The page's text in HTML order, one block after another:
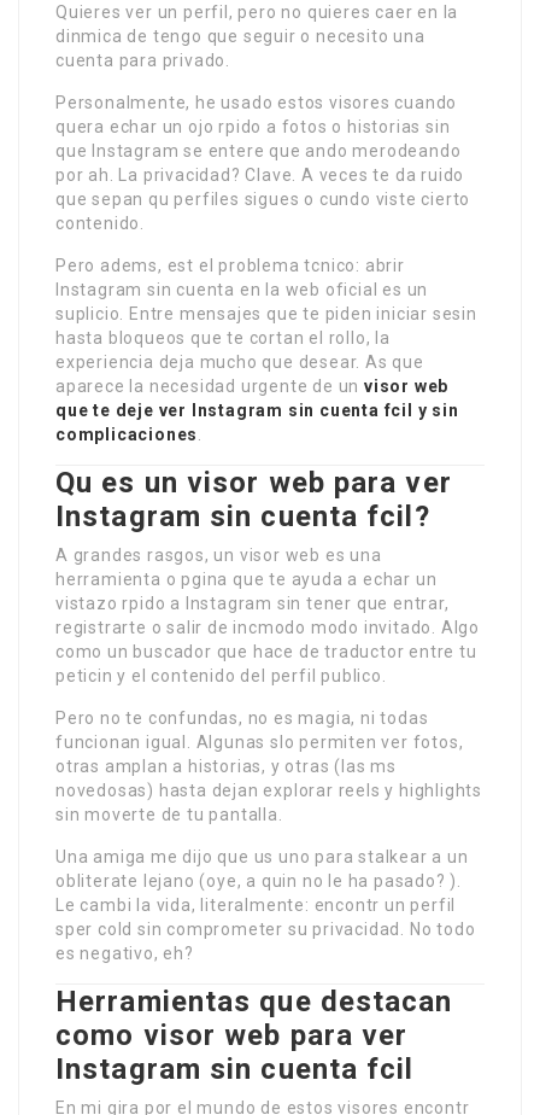
Quieres ver un perfil, pero no quieres caer en la
dinmica de tengo que seguir o necesito una
cuenta para privado.
Personalmente, he usado estos visores cuando
quera echar un ojo rpido a fotos o historias sin
que Instagram se entere que ando merodeando
por ah. La privacidad? Clave. A veces te da ruido
que sepan qu perfiles sigues o cundo viste cierto
contenido.
Pero adems, est el problema tcnico: abrir
Instagram sin cuenta en la web oficial es un
suplicio. Entre mensajes que te piden iniciar sesin
hasta bloqueos que te cortan el rollo, la
experiencia deja mucho que desear. As que
aparece la necesidad urgente de unvisor web
que te deje ver Instagram sin cuenta fcil y sin
complicaciones
Qu es un visor web para ver
Instagram sin cuenta fcil?
A grandes rasgos, un visor web es una
herramienta o pgina que te ayuda a echar un
vistazo rpido a Instagram sin tener que entrar,
registrarte o salir de incmodo modo invitado. Algo
como un buscador que hace de traductor entre tu
peticin y el contenido del perfil publico.
Pero no te confundas, no es magia, ni todas
funcionan igual. Algunas slo permiten ver fotos,
otras amplan a historias, y otras (las ms
novedosas) hasta dejan explorar reels y highlights
sin moverte de tu pantalla.
Una amiga me dijo que us uno para stalkear a un
obliterate lejano (oye, a quin no le ha pasado? ).
Le cambi la vida, literalmente: encontr un perfil
sper cold sin comprometer su privacidad. No todo
es negativo, eh?
Herramientas que destacan
como visor web para ver
Instagram sin cuenta fcil
En mi gira por el mundo de estos visores encontr